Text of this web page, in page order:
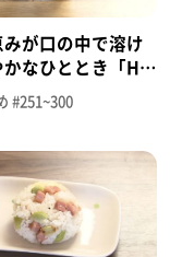
が口の中で溶け
かなひととき「H＆
（東松島市野蒜ケ
【topoぐるめ】
#251~300